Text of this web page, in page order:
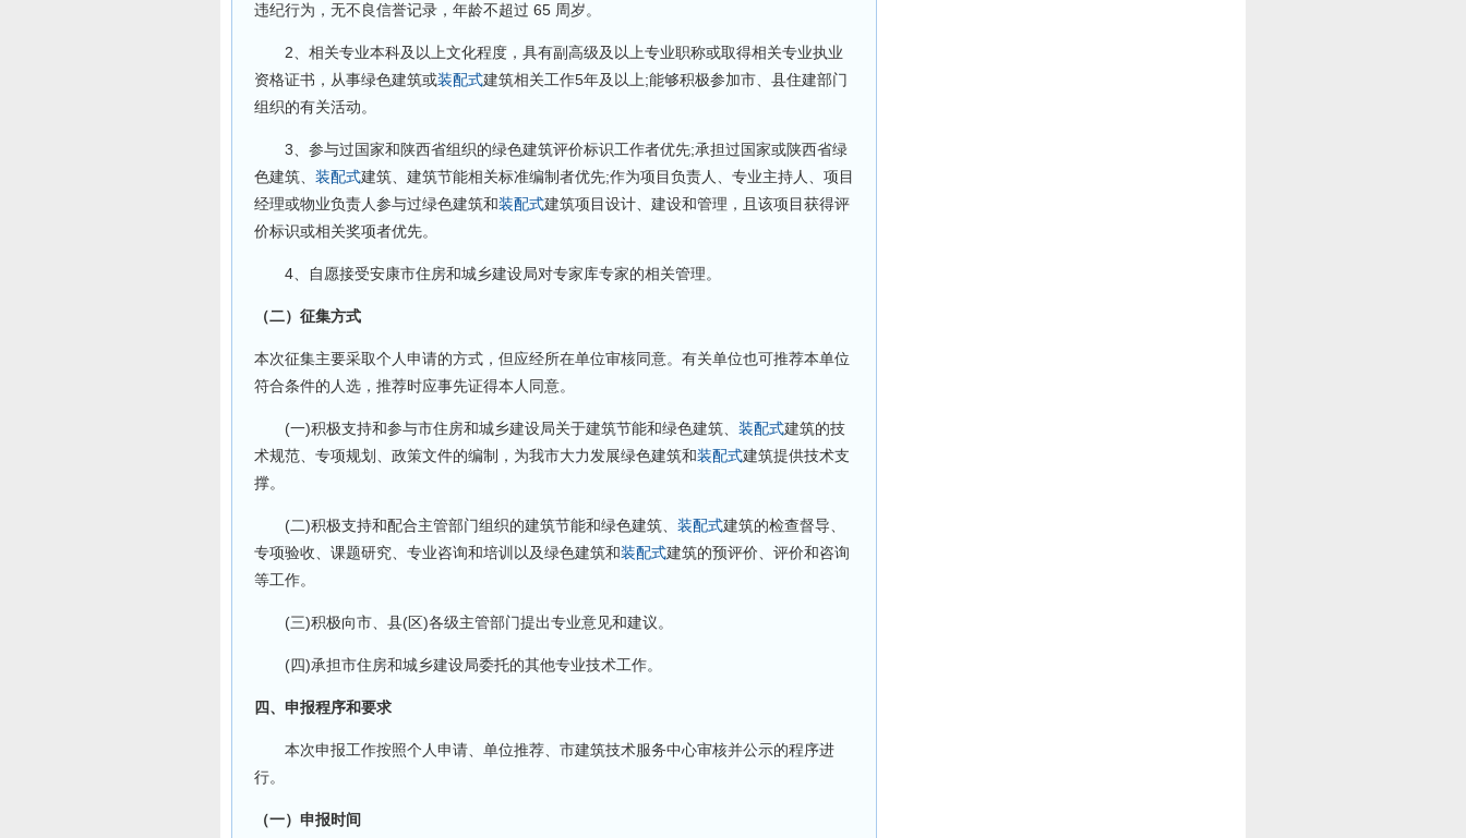
违纪行为，无不良信誉记录，年龄不超过 65 周岁。
2、相关专业本科及以上文化程度，具有副高级及以上专业职称或取得相关专业执业
资格证书，从事绿色建筑或装配式建筑相关工作5年及以上;能够积极参加市、县住建部门
组织的有关活动。
3、参与过国家和陕西省组织的绿色建筑评价标识工作者优先;承担过国家或陕西省绿
色建筑、 装配式建筑、建筑节能相关标准编制者优先;作为项目负责人、专业主持人、项目
经理或物业负责人参与过绿色建筑和装配式建筑项目设计、建设和管理，且该项目获得评
价标识或相关奖项者优先。
4、自愿接受安康市住房和城乡建设局对专家库专家的相关管理。
（二）征集方式
本次征集主要采取个人申请的方式，但应经所在单位审核同意。有关单位也可推荐本单位
符合条件的人选，推荐时应事先证得本人同意。
(一)积极支持和参与市住房和城乡建设局关于建筑节能和绿色建筑、 装配式建筑的技
术规范、专项规划、政策文件的编制，为我市大力发展绿色建筑和装配式建筑提供技术支
撑。
(二)积极支持和配合主管部门组织的建筑节能和绿色建筑、 装配式建筑的检查督导、
专项验收、课题研究、专业咨询和培训以及绿色建筑和装配式建筑的预评价、评价和咨询
等工作。
(三)积极向市、县(区)各级主管部门提出专业意见和建议。
(四)承担市住房和城乡建设局委托的其他专业技术工作。
四、申报程序和要求
本次申报工作按照个人申请、单位推荐、市建筑技术服务中心审核并公示的程序进
行。
（一）申报时间